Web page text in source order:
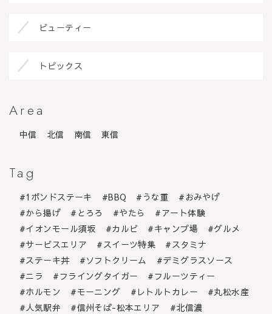
ビューティー
トピックス
Area
中信 北信 南信 東信
Tag
1ポンドステーキ BBQ うな重
おみやげ
から揚げ
とろろ やたら
アート体験
イオンモール須坂
カルビ キャンプ場
グルメ
サービスエリア
スイーツ特集
スタミナ
ステーキ丼
ソフトクリーム
デミグラスソース
ニラ
フライングタイガー
フルーツティー
ホルモン
モーニング レトルトカレー
丸松水産
人気駅弁
信州そば-松本エリア 北信濃